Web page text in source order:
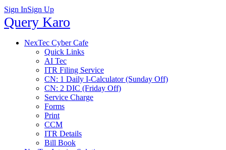
Sign InSign Up
Query
Query Karo
Query
Navigation
NexTec Cyber Cafe
Quick Links
AI Tec
ITR Filing Service
CN: 1 Daily I-Calculator (Sunday Off)
CN: 2 DIC (Friday Off)
Service Charge
Forms
Print
CCM
ITR Details
Bill Book